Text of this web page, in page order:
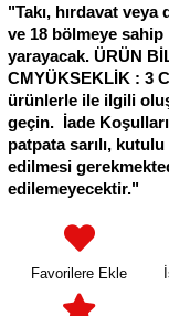
"Takı, hırdavat
ve 18 bölmeye
yarayacak. ÜRÜN
CMYÜKSEKLİK : 3
ürünlerle ile ilgili
geçin. İade
patpata sarılı,
edilmesi
edilemeyecektir."
Favorilere Ekle